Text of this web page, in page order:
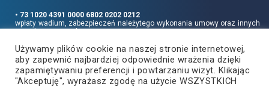
• 73 1020 4391 0000 6802 0202 0212
wpłaty wadium, zabezpieczeń należytego wykonania umowy oraz innych
Informujemy, że opłatę skarbową należy uiszczać na rachunek Urzędu
Miasta Rzeszowa:
• 90 1240 6960 3851 0062 0000 0423
Używamy plików cookie na naszej stronie internetowej,
aby zapewnić najbardziej odpowiednie wrażenia dzięki
zapamiętywaniu preferencji i powtarzaniu wizyt. Klikając
"Akceptuję", wyrażasz zgodę na użycie WSZYSTKICH